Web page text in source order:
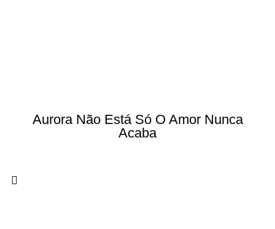
Aurora Não Está Só O Amor Nunca
Acaba